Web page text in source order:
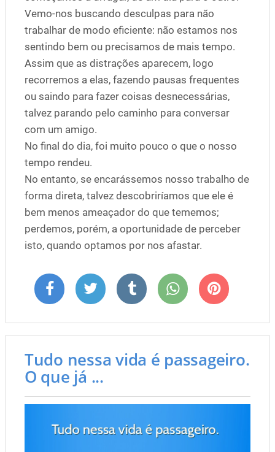
Vemo-nos buscando desculpas para não
trabalhar de modo eficiente: não estamos nos
sentindo bem ou precisamos de mais tempo.
Assim que as distrações aparecem, logo
recorremos a elas, fazendo pausas frequentes
ou saindo para fazer coisas desnecessárias,
talvez parando pelo caminho para conversar
com um amigo.
No final do dia, foi muito pouco o que o nosso
tempo rendeu.
No entanto, se encarássemos nosso trabalho de
forma direta, talvez descobriríamos que ele é
bem menos ameaçador do que tememos;
perdemos, porém, a oportunidade de perceber
isto, quando optamos por nos afastar.
Tudo nessa vida é passageiro.
O que já ...